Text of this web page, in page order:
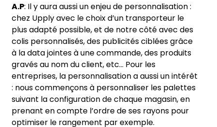
A.P: Il y aura aussi un enjeu de personnalisation :
chez Upply avec le choix d’un transporteur le
plus adapté possible, et de notre côté avec des
colis personnalisés, des publicités ciblées grâce
à la data jointes à une commande, des produits
gravés au nom du client, etc… Pour les
entreprises, la personnalisation a aussi un intérêt
: nous commençons à personnaliser les palettes
suivant la configuration de chaque magasin, en
prenant en compte l’ordre de ses rayons pour
optimiser le rangement par exemple.